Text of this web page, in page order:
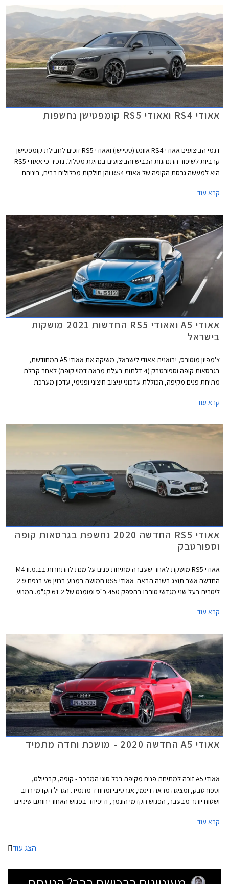
הקופה והקבריולט יוצגו בהמשך בשם שונה בדומה למהלך שמרצדס ביצעה עם
מרצדס CLE.
אאודי RS4 ואאודי RS5 קומפטישן נחשפות
דגמי הביצועים אאודי RS4 אוונט (סטיישן) ואאודי RS5 זוכים לחבילת קומפטישן
קרביות לשיפור התנהגות הכביש והביצועים בנהיגת מסלול. נזכיר כי אאודי RS5
היא למעשה גרסת הקופה של אאודי RS4 והן חולקות מכלולים רבים, ביניהם
אלה מוגבלת ל- 290 קמ"ש. אאודי RS4 אוונט קומפטישן מאיצה מעמידה ל- 100
קמ"ש תוך 3.9 שניות, 0.2 שניות מהר יותר מהגרסה הסטנדרטית. אאודי RS5
קופה וספורטבק קומפטישן מאיצות מעמידה ל- 100 קמ"ש תוך 3.8 שניות, 0.1
שניות מהר יותר מהגרסה הסטנדרטית.
קרא עוד
אאודי A5 ואאודי RS5 החדשות 2021 מושקות
בישראל
צ'מפיון מוטורס, יבואנית אאודי לישראל, משיקה את אאודי A5 המחודשת,
בגרסאות קופה וספורטבק (4 דלתות בעלת מראה דמוי קופה) לאחר קבלת
מתיחת פנים מקיפה, הכוללת עדכוני עיצוב חיצוני ופנימי, עדכון מערכת
שודרגו אבזור הנוחות והבטיחות.
קרא עוד
אאודי RS5 החדשה 2020 נחשפת בגרסאות קופה
וספורטבק
אאודי RS5 מושקת לאחר שעברה מתיחת פנים על מנת להתחרות בב.מ.וו M4
החדשה אשר תוצג בשנה הבאה. אאודי RS5 חמושה במנוע בנזין V6 בנפח 2.9
ליטרים בעל שני מגדשי טורבו בהספק 450 כ"ס ומומנט של 61.2 קג"מ. המנוע
דינמיק המוסיפה גם דיפרנציאל ספורט אחורי. המנוע שוקל 182 ק"ג בלבד וכולל
בתוך חלל ה- V את צמד מגדשי הטורבו, המייצרים לחץ גדישה של 1.5 באר.
קרא עוד
אאודי A5 החדשה 2020 - מושכת וחדה מתמיד
אאודי A5 זוכה למתיחת פנים מקיפה בכל סוגי המרכב - קופה, קבריולט,
וספורטבק, ומציגה מראה דינמי, אגרסיבי ומחודד מתמיד. הגריל הקדמי רחב
ושטוח יותר מבעבר, הפגוש הקדמי הונמך, ודיפיוזר בפגוש האחורי חותם שינויים
ומאחור, לטובת הופעה דרמטית יותר.
קרא עוד
הצג עוד